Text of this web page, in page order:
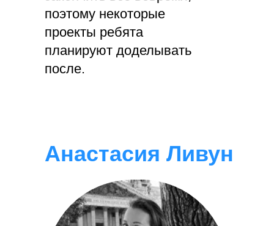
поэтому некоторые
проекты ребята
планируют доделывать
после.
Анастасия Ливун